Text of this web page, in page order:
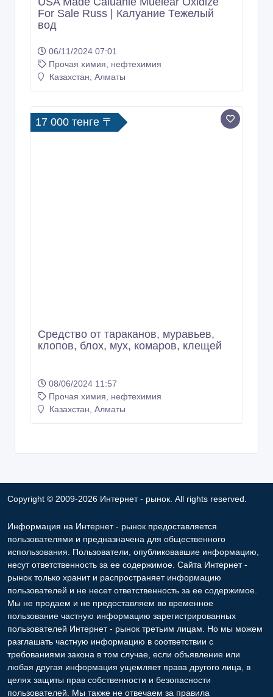
USA Made Caluanie Muelear Oxidize
For Sale Russ | Калуание Тежелый
06/11/2024 07:01
Прочая химия, нефтехимия
Средство от тараканов, муравьев,
клопов, блох, мух, комаров, клещей
Copyright © 2009-2026 Интернет - рынок. All rights reserved.
Информация на Интернет - рынок предоставляется
пользователями и предназначена для общественного
использования. Пользователи, опубликовавшие информацию,
несут ответственность за ее содержимое. Сайта Интернет -
рынок только хранит и распространяет информацию
пользователей и не несет ответственность за ее содержимое.
Мы не продаем и не предоставляем во временное
пользование частную информацию зарегистрированных